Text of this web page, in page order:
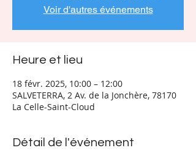
Voir d'autres événements
Heure et lieu
18 févr. 2025, 10:00 – 12:00
SALVETERRA, 2 Av. de la Jonchère, 78170
La Celle-Saint-Cloud
Détail de l'événement